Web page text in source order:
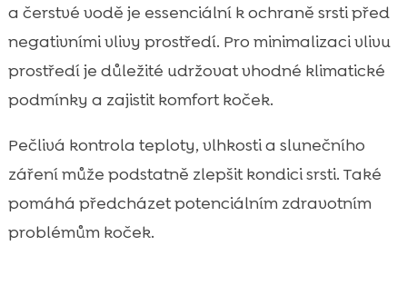
a čerstvé vodě je essenciální k ochraně srsti před
negativními vlivy prostředí. Pro minimalizaci vlivu
prostředí je důležité udržovat vhodné klimatické
podmínky a zajistit komfort koček.
Pečlivá kontrola teploty, vlhkosti a slunečního
záření může podstatně zlepšit kondici srsti. Také
pomáhá předcházet potenciálním zdravotním
problémům koček.